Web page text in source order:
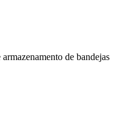
de bandejas